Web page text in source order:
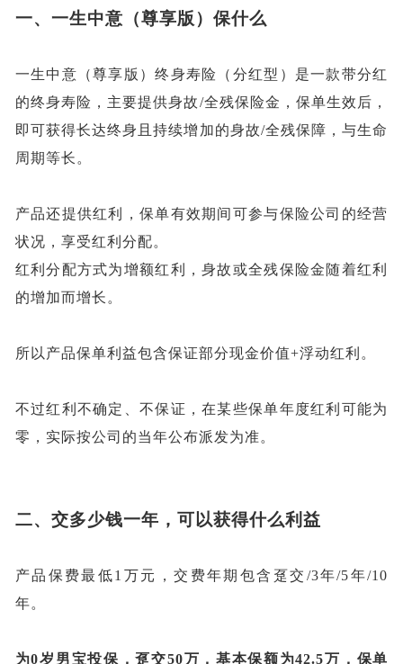
一、 一生中意（尊享版）保什么
一生中意（尊享版）终身寿险（分红型）是一款带分红
的终身寿险，主要提供身故/全残保险金，保单生效后，
即可获得长达终身且持续增加的身故/全残保障，与生命
周期等长。
产品还提供红利，保单有效期间可参与保险公司的经营
状况，享受红利分配。
红利分配方式为增额红利，身故或全残保险金随着红利
的增加而增长。
所以产品保单利益包含保证部分现金价值+浮动红利。
不过红利不确定、不保证，在某些保单年度红利可能为
零，实际按公司的当年公布派发为准。
二、 交多少钱一年，可以获得什么利益
产品保费最低1万元，交费年期包含趸交/3年/5年/10
年。
为0岁男宝投保，趸交50万，基本保额为42.5万，保单